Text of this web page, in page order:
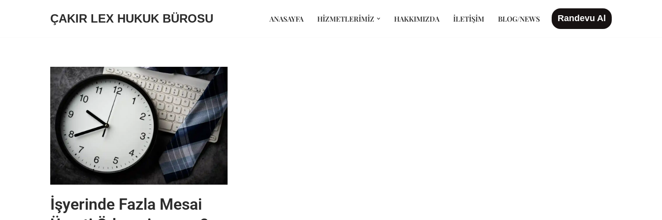
ÇAKIR LEX HUKUK BÜROSU ANASAYFA HIZMETLERIMIZ HAKKIMIZDA İLETIŞIM BLOG/NEWS Randevu Al
İşyerinde Fazla Mesai